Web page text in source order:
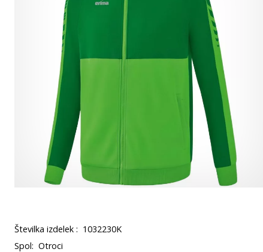
Številka izdelek : 1032230K
Spol: Otroci